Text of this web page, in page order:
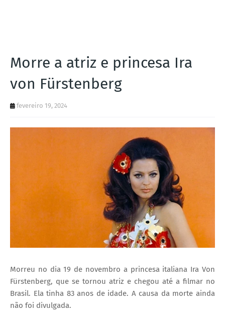
Morre a atriz e princesa Ira
von Fürstenberg
fevereiro 19, 2024
Morreu no dia 19 de novembro a princesa italiana Ira Von
Fürstenberg, que se tornou atriz e chegou até a filmar no
Brasil. Ela tinha 83 anos de idade. A causa da morte ainda
não foi divulgada.